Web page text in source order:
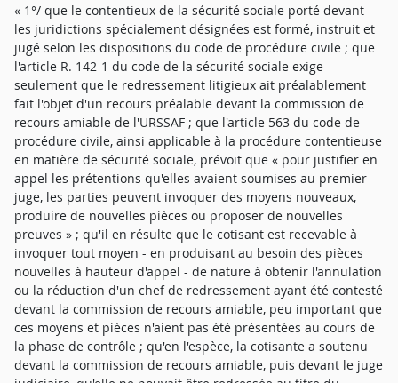
« 1°/ que le contentieux de la sécurité sociale porté devant
les juridictions spécialement désignées est formé, instruit et
jugé selon les dispositions du code de procédure civile ; que
l'article R. 142-1 du code de la sécurité sociale exige
seulement que le redressement litigieux ait préalablement
fait l'objet d'un recours préalable devant la commission de
recours amiable de l'URSSAF ; que l'article 563 du code de
procédure civile, ainsi applicable à la procédure contentieuse
en matière de sécurité sociale, prévoit que « pour justifier en
appel les prétentions qu'elles avaient soumises au premier
juge, les parties peuvent invoquer des moyens nouveaux,
produire de nouvelles pièces ou proposer de nouvelles
preuves » ; qu'il en résulte que le cotisant est recevable à
invoquer tout moyen - en produisant au besoin des pièces
nouvelles à hauteur d'appel - de nature à obtenir l'annulation
ou la réduction d'un chef de redressement ayant été contesté
devant la commission de recours amiable, peu important que
ces moyens et pièces n'aient pas été présentées au cours de
la phase de contrôle ; qu'en l'espèce, la cotisante a soutenu
devant la commission de recours amiable, puis devant le juge